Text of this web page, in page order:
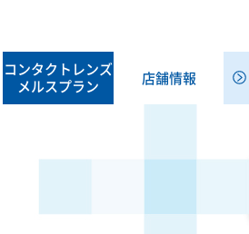
コンタクト レンズ
メルスプラン
店舗情報